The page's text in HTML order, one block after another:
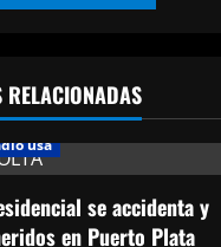
RELACIONADAS
usa
se accidenta y
en Puerto Plata